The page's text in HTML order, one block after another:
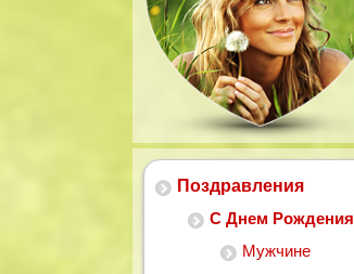
Поздравления
С Днем Рождения
Мужчине